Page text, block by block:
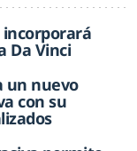
incorporará
Da Vinci
un nuevo
con su